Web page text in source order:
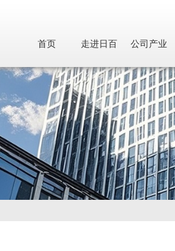
首页 走进日百 公司产业